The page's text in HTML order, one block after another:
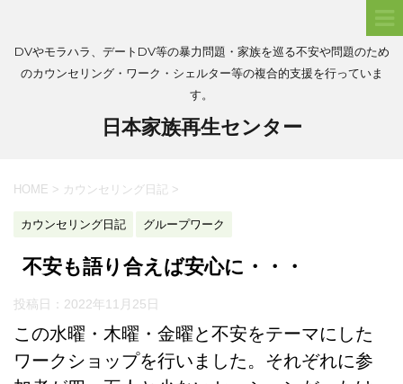
DVやモラハラ、デートDV等の暴力問題・家族を巡る不安や問題のため
のカウンセリング・ワーク・シェルター等の複合的支援を行っていま
す。
日本家族再生センター
HOME > カウンセリング日記 >
カウンセリング日記 グループワーク
不安も語り合えば安心に・・・
投稿日： 2022年11月25日
この水曜・木曜・金曜と不安をテーマにした
ワークショップを行いました。それぞれに参